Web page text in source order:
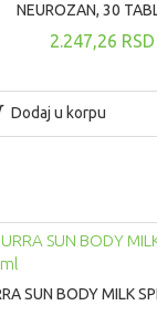
NEUROZAN, 30
2.247,26 RSD
Dodaj u korpu